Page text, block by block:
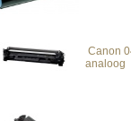
Canon
analoog